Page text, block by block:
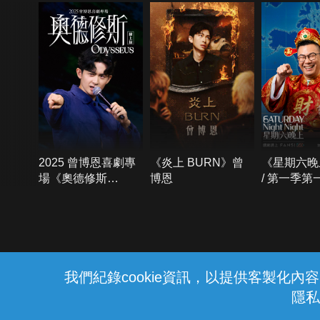
我們紀錄cookie資訊，以提供客製化內
隱
2025 曾博恩喜劇專
場《奧德修斯
《炎上 BURN》曾
博恩
《星期六
/ 第一季第